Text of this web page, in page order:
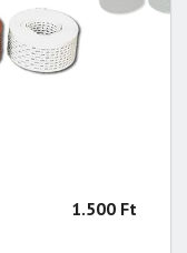
1.500 Ft